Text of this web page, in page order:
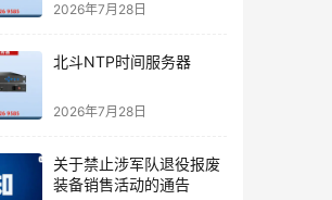
2026年7月28日
北斗NTP时间服务器
2026年7月28日
关于禁止涉军队退役报废
装备销售活动的通告